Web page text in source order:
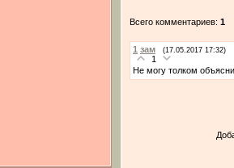
Всего комментариев: 1
1 зам (17.05.2017 17:32)
1
Не могу толком